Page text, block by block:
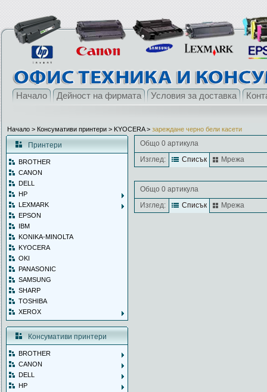
Начало Дейност на фирмата Условия за доставка
Начало > Консумативи принтери > KYOCERA> зареждане черно бели касети
Принтери
BROTHER
CANON
DELL
HP
LEXMARK
EPSON
IBM
KONIKA-MINOLTA
KYOCERA
OKI
PANASONIC
SAMSUNG
SHARP
TOSHIBA
XEROX
Консумативи принтери
BROTHER
CANON
DELL
HP
Общо 0 артикула
Изглед:
Списък Мрежа
Общо 0 артикула
Изглед:
Списък Мрежа